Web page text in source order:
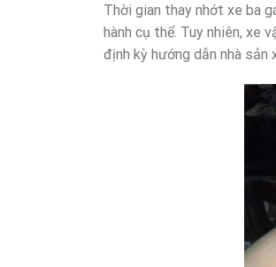
Thời gian thay nhớt xe ba
hành cụ thể. Tuy nhiên, xe
định kỳ hướng dẫn nhà sản